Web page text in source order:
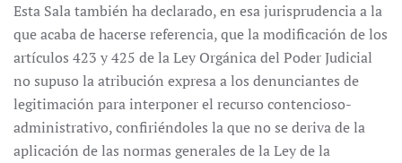
Esta Sala también ha declarado, en esa jurisprudencia a la
que acaba de hacerse referencia, que la modificación de los
artículos 423 y 425 de la Ley Orgánica del Poder Judicial
no supuso la atribución expresa a los denunciantes de
legitimación para interponer el recurso contencioso-
administrativo, confiriéndoles la que no se deriva de la
aplicación de las normas generales de la Ley de la